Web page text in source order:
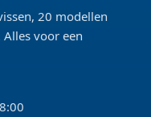
20 modellen
voor een